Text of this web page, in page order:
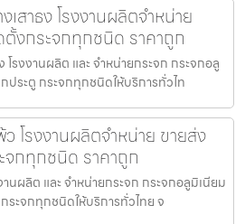
เสาธง โรงงานผลิตจำหน่าย
ตั้งกระจกทุกชนิด ราคาถูก
โรงงานผลิต และ จำหน่ายกระจก กระจกอลู
ประตู กระจกทุกชนิดให้บริการทั่วไท
โรงงานผลิตจำหน่าย ขายส่ง
จกทุกชนิด ราคาถูก
นผลิต และ จำหน่ายกระจก กระจกอลูมิเนียม
ระจกทุกชนิดให้บริการทั่วไทย จ